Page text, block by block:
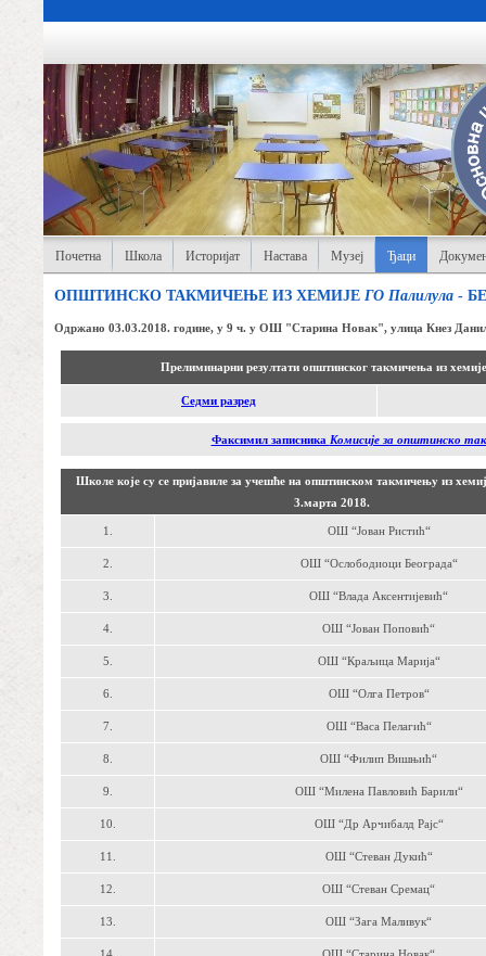
Почетна Школа Историјат Настава Музеј Ђаци
ОПШТИНСКО ТАКМИЧЕЊЕ ИЗ ХЕМИЈЕ ГО Палилула -
Одржано 03.03.2018. године, у 9 ч. у ОШ "Старина Новак", улица Кнез
Прелиминарни резултати општинског такмичења из
Седми разред
Факсимил записника Комисије за општинско
Школе које су се пријавиле за учешће на општинском такмичењу из
3.марта 2018.
1. ОШ “Јован Ристић“
2. ОШ “Ослободиоци Београда“
3. ОШ “Влада Аксентијевић“
4. ОШ “Јован Поповић“
5. ОШ “Краљица Марија“
6. ОШ “Олга Петров“
7. ОШ “Васа Пелагић“
8. ОШ “Филип Вишњић“
9. ОШ “Милена Павловић Барили“
10. ОШ “Др Арчибалд Рајс“
11. ОШ “Стеван Дукић“
12. ОШ “Стеван Сремац“
13. ОШ “Зага Маливук“